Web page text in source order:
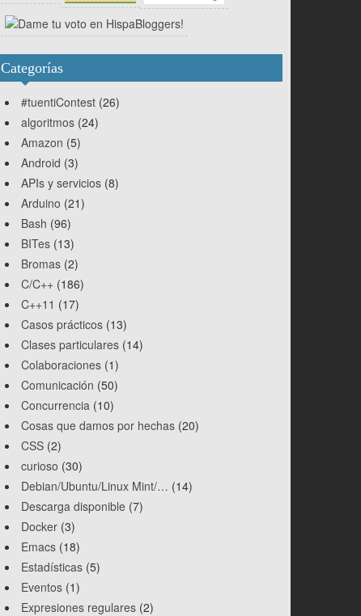
Categorías
#tuentiContest (26)
algoritmos (24)
Amazon (5)
Android (3)
APIs y servicios (8)
Arduino (21)
Bash (96)
BITes (13)
Bromas (2)
C/C++ (186)
C++11 (17)
Casos prácticos (13)
Clases particulares (14)
Colaboraciones (1)
Comunicación (50)
Concurrencia (10)
Cosas que damos por hechas (20)
CSS (2)
curioso (30)
Debian/Ubuntu/Linux Mint/… (14)
Descarga disponible (7)
Docker (3)
Emacs (18)
Estadísticas (5)
Eventos (1)
Expresiones regulares (2)